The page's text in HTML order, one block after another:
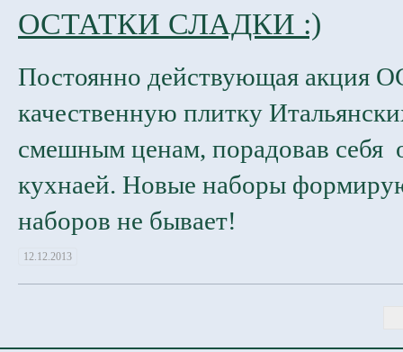
ОСТАТКИ СЛАДКИ :)
Постоянно действующая
качественную плитку
смешным ценам, порадовав себя
кухнаей. Новые наборы
наборов не бывает!
12.12.2013